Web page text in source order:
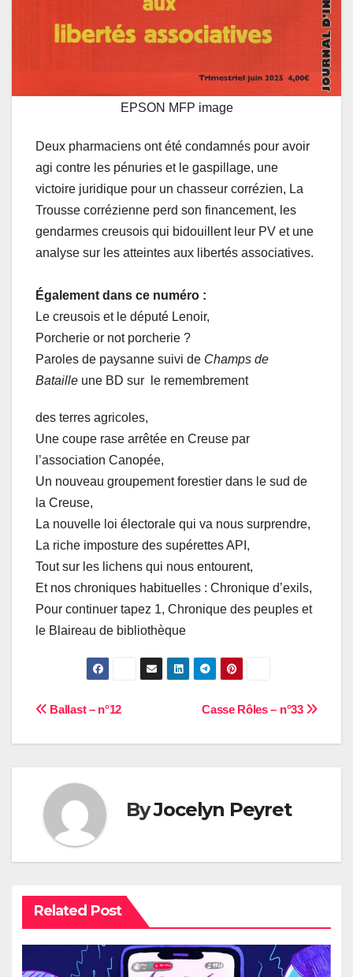
EPSON MFP image
Deux pharmaciens ont été condamnés pour avoir
agi contre les pénuries et le gaspillage, une
victoire juridique pour un chasseur corrézien, La
Trousse corrézienne perd son financement, les
gendarmes creusois qui bidouillent leur PV et une
analyse sur les atteintes aux libertés associatives.
Également dans ce numéro :
Le creusois et le député Lenoir,
Porcherie or not porcherie ?
Paroles de paysanne suivi de Champs de
Bataille une BD sur le remembrement
des terres agricoles,
Une coupe rase arrêtée en Creuse par
l’association Canopée,
Un nouveau groupement forestier dans le sud de
la Creuse,
La nouvelle loi électorale qui va nous surprendre,
La riche imposture des supérettes API,
Tout sur les lichens qui nous entourent,
Et nos chroniques habituelles : Chronique d’exils,
Pour continuer tapez 1, Chronique des peuples et
le Blaireau de bibliothèque
Navigation
de
l’article
Casse Rôles – n°33
Ballast – n°12
ByJocelyn Peyret
Related Post